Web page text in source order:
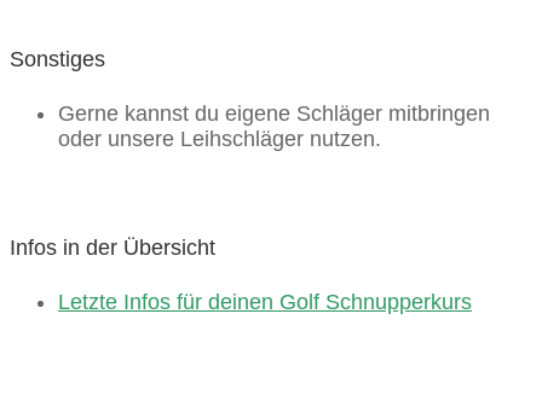
Sonstiges
Gerne kannst du eigene Schläger mitbringen
oder unsere Leihschläger nutzen.
Infos in der Übersicht
Letzte Infos für deinen Golf Schnupperkurs